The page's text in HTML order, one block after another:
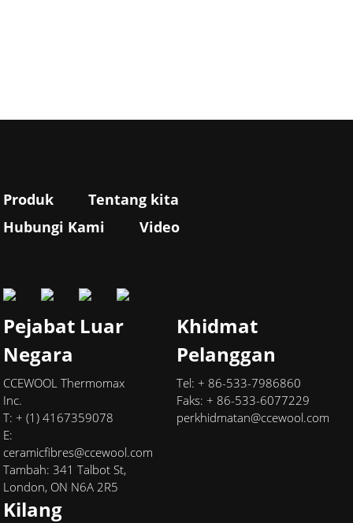
Produk
Tentang kita
Hubungi Kami
Video
Pejabat Luar
Negara
CCEWOOL Thermomax
Inc.
T: + (1) 4167359078
E:
ceramicfibres@ccewool.com
Tambah: 341 Talbot St,
London, ON N6A 2R5
Khidmat
Pelanggan
Tel: + 86-533-7986860
Faks: + 86-533-6077229
perkhidmatan@ccewool.com
Kilang